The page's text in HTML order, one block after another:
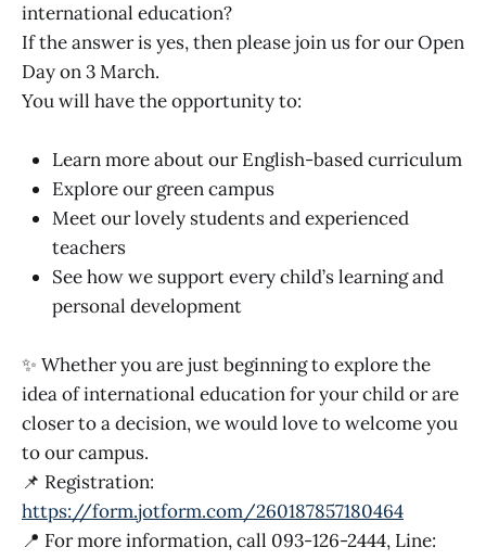
international education?
If the answer is yes, then please join us for our Open
Day on 3 March.
You will have the opportunity to:
Learn more about our English-based curriculum
Explore our green campus
Meet our lovely students and experienced
teachers
See how we support every child’s learning and
personal development
✨ Whether you are just beginning to explore the
idea of international education for your child or are
closer to a decision, we would love to welcome you
to our campus.
📌 Registration:
https://form.jotform.com/260187857180464
📍 For more information, call 093-126-2444, Line: